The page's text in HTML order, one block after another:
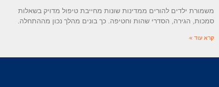
משמורת ילדים להורים ממדינות שונות מחייבת טיפול מדויק בשאלות
סמכות, הגירה, הסדרי שהות וחטיפה. כך בונים מהלך נכון מההתחלה.
קרא עוד »